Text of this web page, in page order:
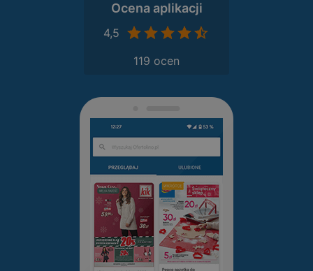
Ocena aplikacji
4,5
119 ocen